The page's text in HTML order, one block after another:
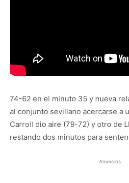
74-62 en el minuto 35 y nueva
al conjunto sevillano acercarse a
Carroll dio aire (79-72) y otro de
restando dos minutos para
Anuncios